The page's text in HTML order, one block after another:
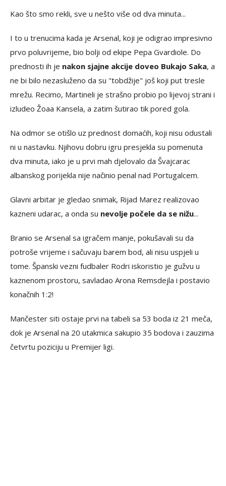
Kao što smo rekli, sve u nešto više od dva minuta...
I to u trenucima kada je Arsenal, koji je odigrao impresivno
prvo poluvrijeme, bio bolji od ekipe Pepa Gvardiole. Do
prednosti ih je nakon sjajne akcije doveo Bukajo Saka, a
ne bi bilo nezasluženo da su "tobdžije" još koji put tresle
mrežu. Recimo, Martineli je strašno probio po lijevoj strani i
izludeo Žoaa Kansela, a zatim šutirao tik pored gola.
Na odmor se otišlo uz prednost domaćih, koji nisu odustali
ni u nastavku. Njihovu dobru igru presjekla su pomenuta
dva minuta, iako je u prvi mah djelovalo da Švajcarac
albanskog porijekla nije načinio penal nad Portugalcem.
Glavni arbitar je gledao snimak, Rijad Marez realizovao
kazneni udarac, a onda su nevolje počele da se nižu...
Branio se Arsenal sa igračem manje, pokušavali su da
potroše vrijeme i sačuvaju barem bod, ali nisu uspjeli u
tome. Španski vezni fudbaler Rodri iskoristio je gužvu u
kaznenom prostoru, savladao Arona Remsdejla i postavio
konačnih 1:2!
Mančester siti ostaje prvi na tabeli sa 53 boda iz 21 meča,
dok je Arsenal na 20 utakmica sakupio 35 bodova i zauzima
četvrtu poziciju u Premijer ligi.